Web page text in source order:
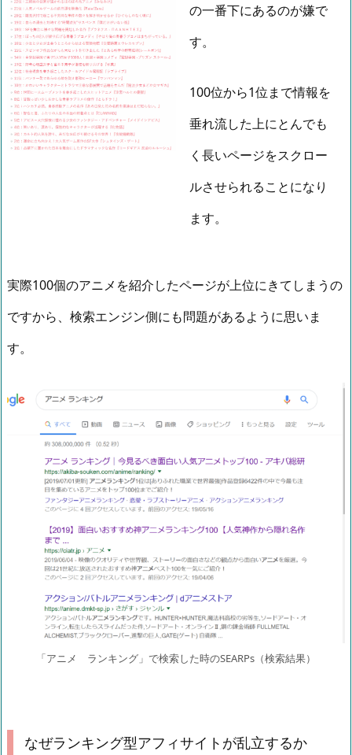
の一番下にあるのが嫌で
す。
100位から1位まで情報を
垂れ流した上にとんでも
く長いページをスクロー
ルさせられることになり
ます。
実際100個のアニメを紹介したページが上位にきてしまうの
ですから、検索エンジン側にも問題があるように思いま
す。
「アニメ ランキング」で検索した時のSEARPs（検索結果）
なぜランキング型アフィサイトが乱立するか